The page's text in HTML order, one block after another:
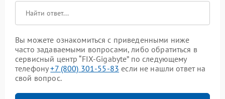
Вы можете ознакомиться с приведенными ниже
часто задаваемыми вопросами, либо обратиться в
сервисный центр “FIX-Gigabyte” по следующему
телефону+7 (800) 301-55-83 если не нашли ответ на
свой вопрос.